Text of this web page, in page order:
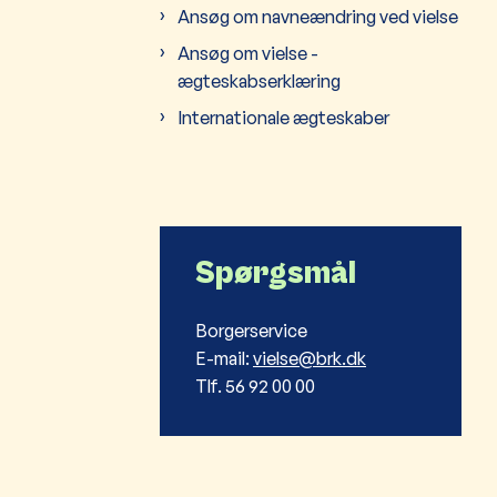
Ansøg om navneændring ved vielse
Ansøg om vielse -
ægteskabserklæring
Internationale ægteskaber
Spørgsmål
Borgerservice
E-mail: vielse@brk.dk
Tlf. 56 92 00 00